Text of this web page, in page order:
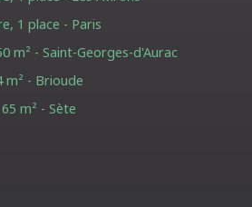
1 place - Paris
m² - Saint-Georges-d'Aurac
m² - Brioude
m² - Sète